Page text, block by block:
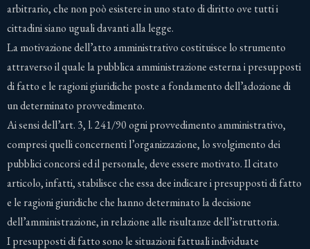
arbitrario, che non poò esistere in uno stato di diritto ove tutti i
cittadini siano uguali davanti alla legge.
La motivazione dell’atto amministrativo costituisce lo strumento
attraverso il quale la pubblica amministrazione esterna i presupposti
di fatto e le ragioni giuridiche poste a fondamento dell’adozione di
un determinato provvedimento.
Ai sensi dell’art. 3, l. 241/90 ogni provvedimento amministrativo,
compresi quelli concernenti l’organizzazione, lo svolgimento dei
pubblici concorsi ed il personale, deve essere motivato. Il citato
articolo, infatti, stabilisce che essa dee indicare i presupposti di fatto
e le ragioni giuridiche che hanno determinato la decisione
dell’amministrazione, in relazione alle risultanze dell’istruttoria.
I presupposti di fatto sono le situazioni fattuali individuate